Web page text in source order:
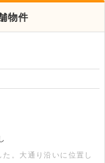
物件
。大通り沿いに位置し